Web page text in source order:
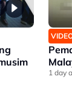
1 day